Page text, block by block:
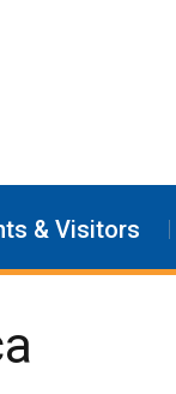
& Visitors